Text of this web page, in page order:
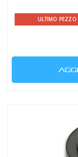
ULTIMO PEZZO